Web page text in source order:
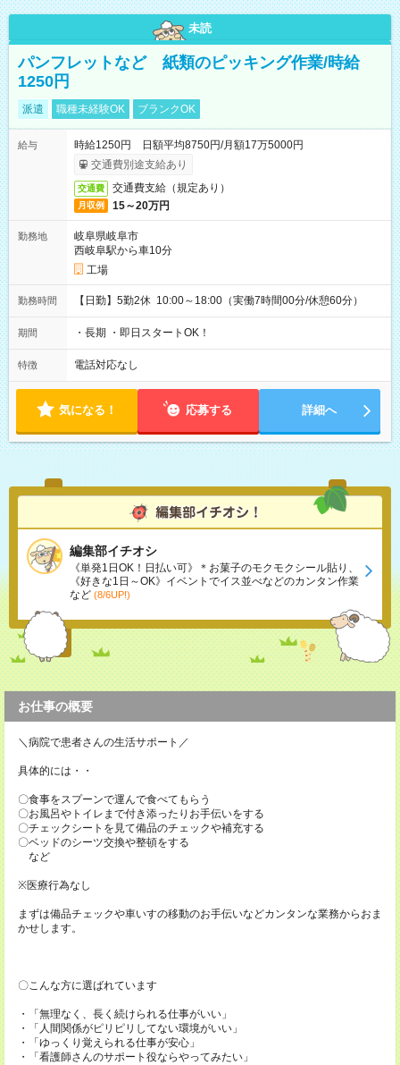
未読
パンフレットなど 紙類のピッキング作業/時給
1250円
派遣 職種未経験OK ブランクOK
給与
時給1250円 日額平均8750円/月額17万5000円
交通費別途支給あり
交通費 交通費支給（規定あり）
月収例 15～20万円
勤務地
岐阜県岐阜市
西岐阜駅から車10分
工場
勤務時間 【日勤】5勤2休 10:00～18:00（実働7時間00分/休憩60分）
期間 ・長期 ・即日スタートOK！
特徴 電話対応なし
気になる！ 応募する 詳細へ
編集部イチオシ
《単発1日OK！日払い可》＊お菓子のモクモクシール貼り、
《好きな1日～OK》イベントでイス並べなどのカンタン作業
など (8/6UP!)
お仕事の概要
＼病院で患者さんの生活サポート／
具体的には・・
〇食事をスプーンで運んで食べてもらう
〇お風呂やトイレまで付き添ったりお手伝いをする
〇チェックシートを見て備品のチェックや補充する
〇ベッドのシーツ交換や整頓をする
など
※医療行為なし
まずは備品チェックや車いすの移動のお手伝いなどカンタンな業務からおま
かせします。
〇こんな方に選ばれています
・「無理なく、長く続けられる仕事がいい」
・「人間関係がピリピリしてない環境がいい」
・「ゆっくり覚えられる仕事が安心」
・「看護師さんのサポート役ならやってみたい」